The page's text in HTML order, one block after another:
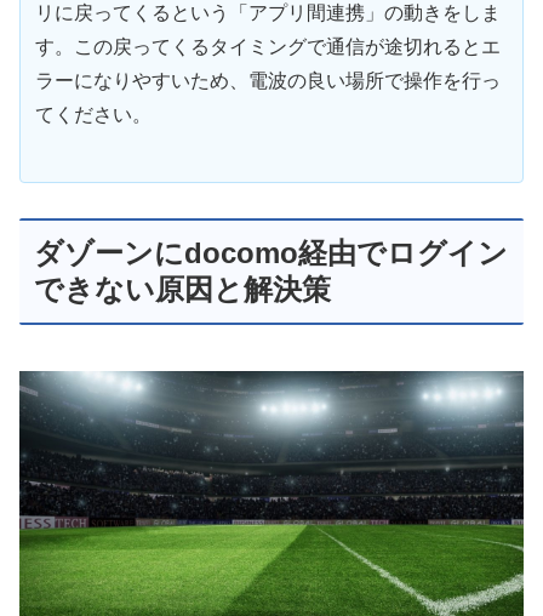
リに戻ってくるという「アプリ間連携」の動きをしま
す。この戻ってくるタイミングで通信が途切れるとエ
ラーになりやすいため、電波の良い場所で操作を行っ
てください。
ダゾーンにdocomo経由でログイン
できない原因と解決策